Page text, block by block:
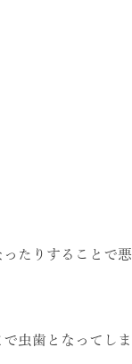
たりすることで悪
虫歯となってしま